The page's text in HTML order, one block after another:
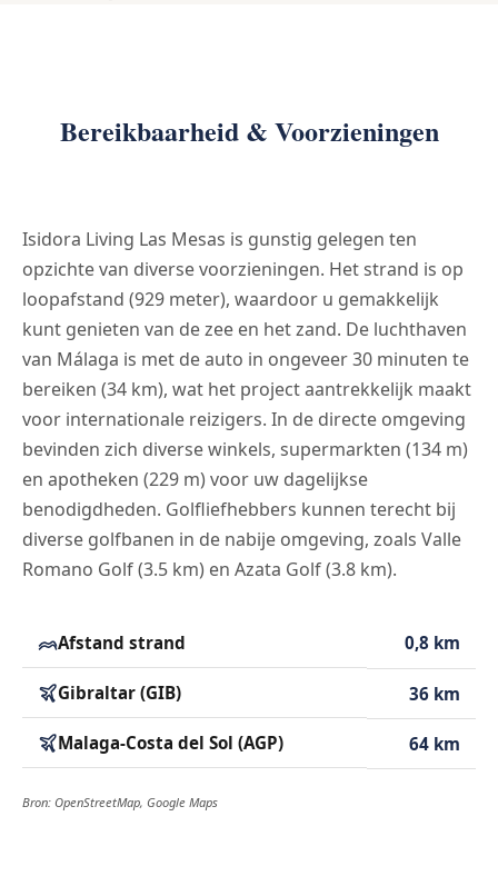
Bereikbaarheid & Voorzieningen
Isidora Living Las Mesas is gunstig gelegen ten
opzichte van diverse voorzieningen. Het strand is op
loopafstand (929 meter), waardoor u gemakkelijk
kunt genieten van de zee en het zand. De luchthaven
van Málaga is met de auto in ongeveer 30 minuten te
bereiken (34 km), wat het project aantrekkelijk maakt
voor internationale reizigers. In de directe omgeving
bevinden zich diverse winkels, supermarkten (134 m)
en apotheken (229 m) voor uw dagelijkse
benodigdheden. Golfliefhebbers kunnen terecht bij
diverse golfbanen in de nabije omgeving, zoals Valle
Romano Golf (3.5 km) en Azata Golf (3.8 km).
Afstand strand 0,8 km
Gibraltar (GIB) 36 km
Malaga-Costa del Sol (AGP) 64 km
Bron: OpenStreetMap, Google Maps